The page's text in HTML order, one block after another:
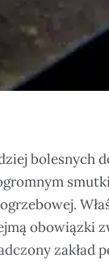
bolesnych
obowiązki
zakład